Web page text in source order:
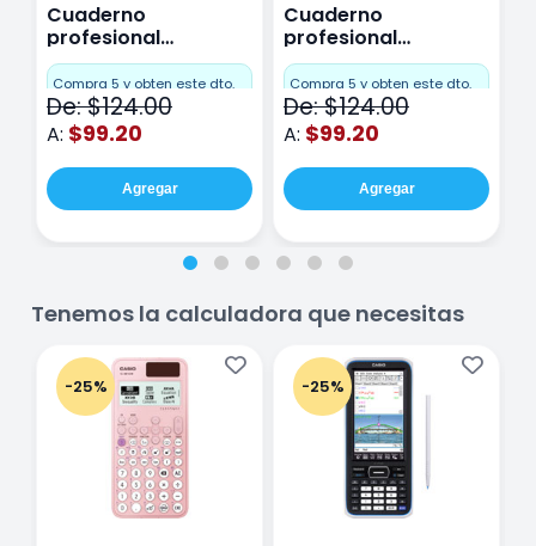
Cuaderno
profesional
Miquelrius Emotions
Cuadro Chico 80
hojas Rosa
Compra 5 y obten este dto.
De: $124.00
A: $99.20
Agregar
Cuaderno
profesional
Miquelrius Emotions
raya 80 hojas
Purpura
Compra 5 y obten este dto.
De: $124.00
A: $99.20
Agregar
Tenemos la calculadora que necesitas
-25% -25%